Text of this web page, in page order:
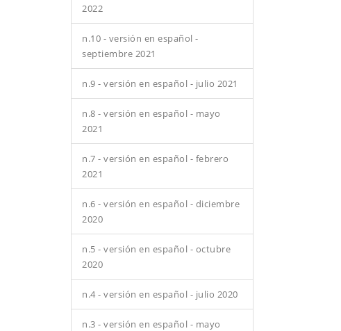
2022
n.10 - versión en español -
septiembre 2021
n.9 - versión en español - julio 2021
n.8 - versión en español - mayo
2021
n.7 - versión en español - febrero
2021
n.6 - versión en español - diciembre
2020
n.5 - versión en español - octubre
2020
n.4 - versión en español - julio 2020
n.3 - versión en español - mayo